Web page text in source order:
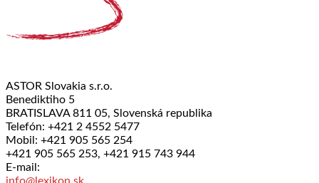
ASTOR Slovakia s.r.o.
Benediktiho 5
BRATISLAVA 811 05, Slovenská republika
Telefón: +421 2 4552 5477
Mobil: +421 905 565 254
+421 905 565 253, +421 915 743 944
E-mail: